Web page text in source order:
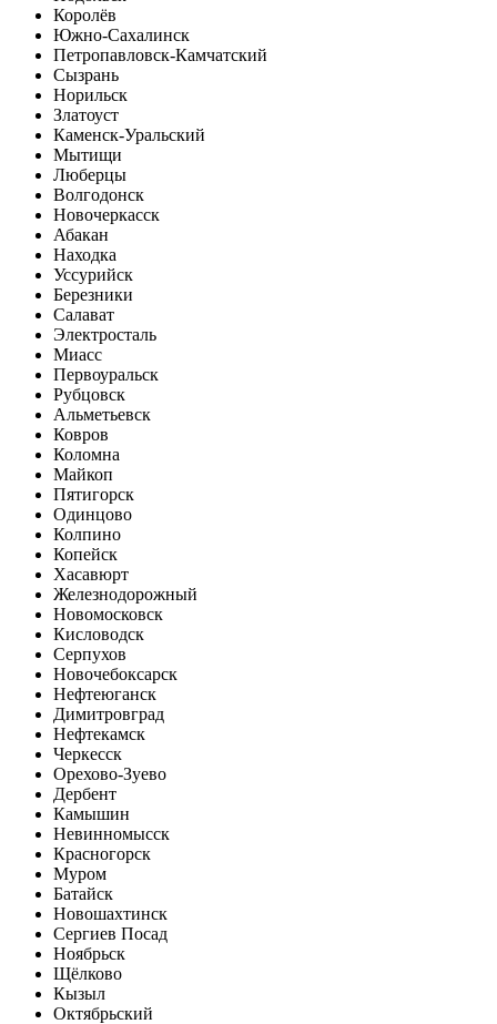
Королёв
Южно-Сахалинск
Петропавловск-Камчатский
Сызрань
Норильск
Златоуст
Каменск-Уральский
Мытищи
Люберцы
Волгодонск
Новочеркасск
Абакан
Находка
Уссурийск
Березники
Салават
Электросталь
Миасс
Первоуральск
Рубцовск
Альметьевск
Ковров
Коломна
Майкоп
Пятигорск
Одинцово
Колпино
Копейск
Хасавюрт
Железнодорожный
Новомосковск
Кисловодск
Серпухов
Новочебоксарск
Нефтеюганск
Димитровград
Нефтекамск
Черкесск
Орехово-Зуево
Дербент
Камышин
Невинномысск
Красногорск
Муром
Батайск
Новошахтинск
Сергиев Посад
Ноябрьск
Щёлково
Кызыл
Октябрьский